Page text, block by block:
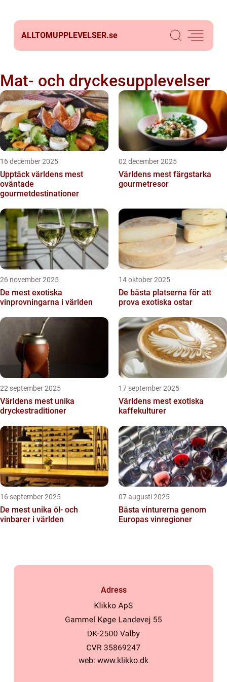
ALLTOMUPPLEVELSER.se
Mat- och dryckesupplevelser
16 december 2025
Upptäck världens mest
oväntade
gourmetdestinationer
02 december 2025
Världens mest färgstarka
gourmetresor
26 november 2025
De mest exotiska
vinprovningarna i världen
14 oktober 2025
De bästa platserna för att
prova exotiska ostar
22 september 2025
Världens mest unika
dryckestraditioner
17 september 2025
Världens mest exotiska
kaffekulturer
16 september 2025
De mest unika öl- och
vinbarer i världen
07 augusti 2025
Bästa vinturerna genom
Europas vinregioner
Adress
web: www.klikko.dk